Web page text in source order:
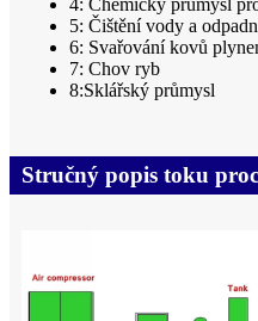
4: Chemický průmysl
5: Čištění vody a
6: Svařování kovů
7: Chov ryb
8:Sklářský průmysl
Stručný popis toku